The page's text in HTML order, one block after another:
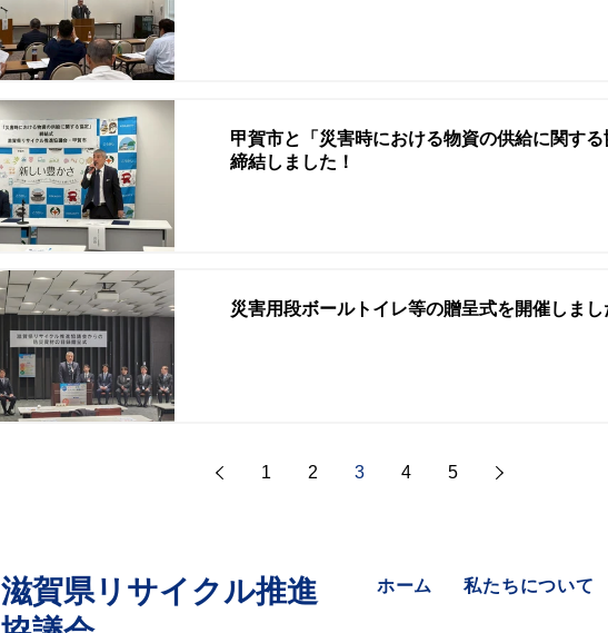
甲賀市と「災害時における物資の供給に関す
締結しました！
災害用段ボールトイレ等の贈呈式を開催しまし
1 2 3 4 5
​滋賀県リサイクル推進
ホーム 私たちについて